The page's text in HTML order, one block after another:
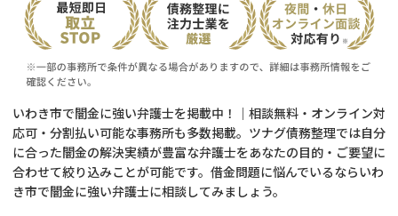
相談内容で探す
借金返済相談・交渉
任意整理
時効援用
会社破産・法人破産
費用相場
コラム
債務整理
個人再生（民事再生）
いわき市で闇金に強い弁護士を掲載中！｜相談無料・オンライン対
応可・分割払い可能な事務所も多数掲載。ツナグ債務整理では自分
に合った闇金の解決実績が豊富な弁護士をあなたの目的・ご要望に
合わせて絞り込みことが可能です。借金問題に悩んでいるならいわ
き市で闇金に強い弁護士に相談してみましょう。